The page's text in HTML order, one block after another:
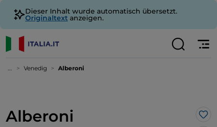
Dieser Inhalt wurde automatisch übersetzt.
Originaltext anzeigen.
... Venedig Alberoni
Alberoni